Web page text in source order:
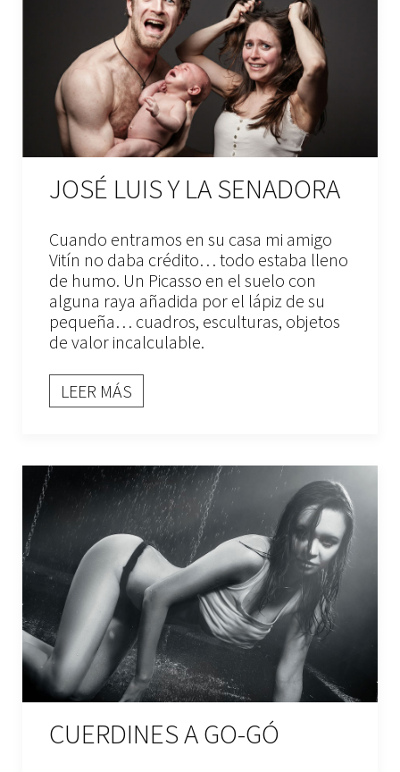
JOSÉ LUIS Y LA SENADORA
Cuando entramos en su casa mi amigo
Vitín no daba crédito… todo estaba lleno
de humo. Un Picasso en el suelo con
alguna raya añadida por el lápiz de su
pequeña… cuadros, esculturas, objetos
de valor incalculable.
LEER MÁS
CUERDINES A GO-GÓ